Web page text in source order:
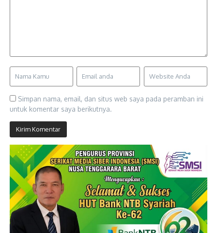
Simpan nama, email, dan situs web saya pada peramban ini
untuk komentar saya berikutnya.